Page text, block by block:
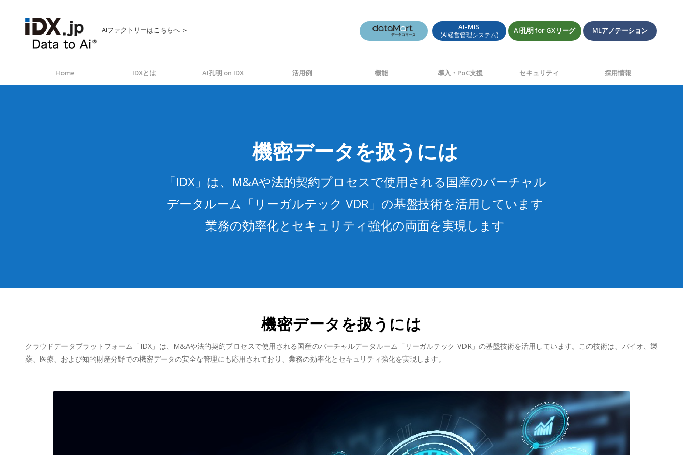
AIファクトリーはこちらへ ＞ AI-MIS
(AI経営管理システム) AI孔明 for GXリーグ MLアノテーション
Home IDXとは AI孔明 on IDX 活用例 機能 導入・PoC支援 セキュリティ 採用情報
機密データを扱うには
「IDX」は、M&Aや法的契約プロセスで使用される国産のバーチャル
データルーム「リーガルテック VDR」の基盤技術を活用しています
業務の効率化とセキュリティ強化の両面を実現します
機密データを扱うには
クラウドデータプラットフォーム「IDX」は、M&Aや法的契約プロセスで使用される国産のバーチャルデータルーム「リーガルテック VDR」の基盤技術を活用しています。この技術は、バイオ、製
薬、医療、および知的財産分野での機密データの安全な管理にも応用されており、業務の効率化とセキュリティ強化を実現します。